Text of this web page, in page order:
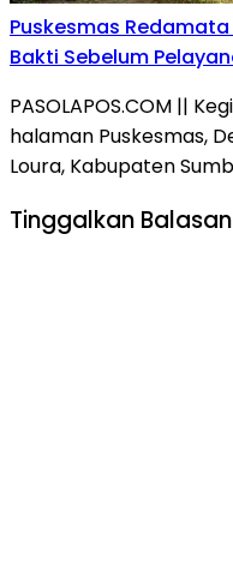
Puskesmas
Bakti Sebelum
PASOLAPOS.COM ||
halaman Puskesmas,
Loura, Kabupaten
Tinggalkan Balasan